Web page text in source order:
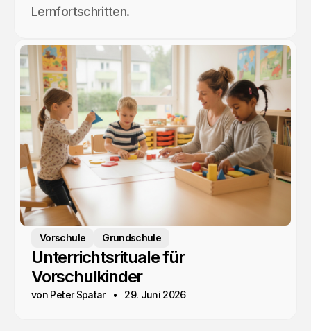
Lernfortschritten.
Vorschule Grundschule
Unterrichtsrituale für
Vorschulkinder
von Peter Spatar 29. Juni 2026